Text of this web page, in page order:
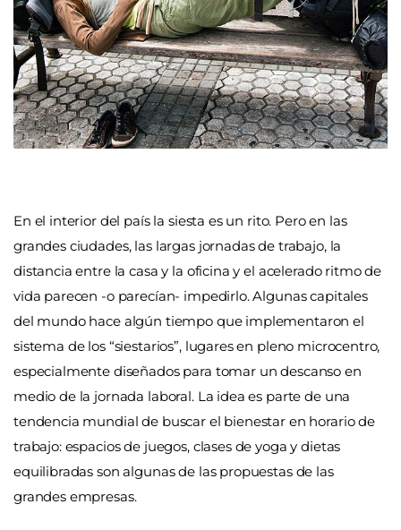
En el interior del país la siesta es un rito. Pero en las
grandes ciudades, las largas jornadas de trabajo, la
distancia entre la casa y la oficina y el acelerado ritmo de
vida parecen -o parecían- impedirlo. Algunas capitales
del mundo hace algún tiempo que implementaron el
sistema de los “siestarios”, lugares en pleno microcentro,
especialmente diseñados para tomar un descanso en
medio de la jornada laboral. La idea es parte de una
tendencia mundial de buscar el bienestar en horario de
trabajo: espacios de juegos, clases de yoga y dietas
equilibradas son algunas de las propuestas de las
grandes empresas.